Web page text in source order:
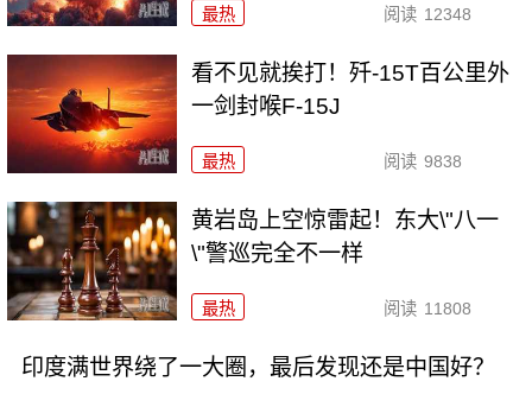
最热 阅读 12348
看不见就挨打！歼-15T百公里外
一剑封喉F-15J
最热 阅读 9838
黄岩岛上空惊雷起！东大\"八一
\"警巡完全不一样
最热 阅读 11808
印度满世界绕了一大圈，最后发现还是中国好？